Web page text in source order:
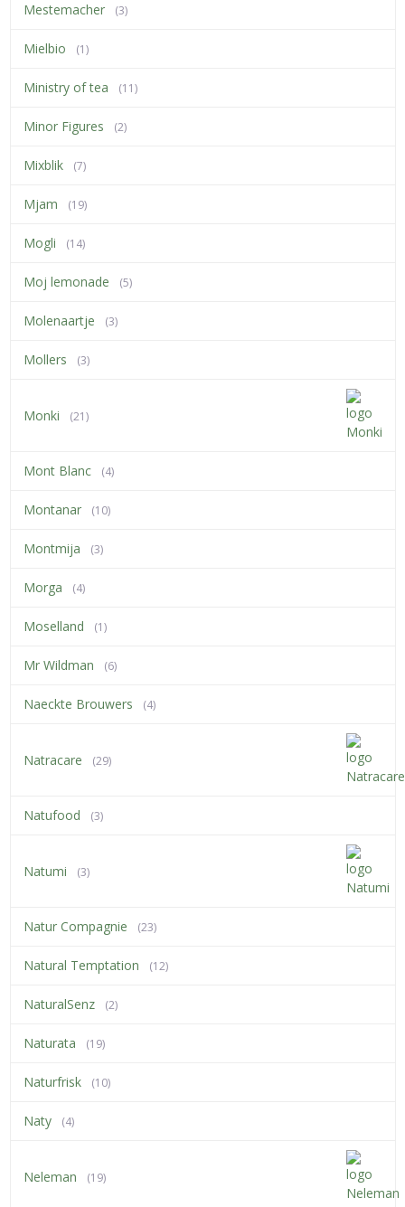
Mestemacher (3)
Mielbio (1)
Ministry of tea (11)
Minor Figures (2)
Mixblik (7)
Mjam (19)
Mogli (14)
Moj lemonade (5)
Molenaartje (3)
Mollers (3)
Monki (21)
Mont Blanc (4)
Montanar (10)
Montmija (3)
Morga (4)
Moselland (1)
Mr Wildman (6)
Naeckte Brouwers (4)
Natracare (29)
Natufood (3)
Natumi (3)
Natur Compagnie (23)
Natural Temptation (12)
NaturalSenz (2)
Naturata (19)
Naturfrisk (10)
Naty (4)
Neleman (19)